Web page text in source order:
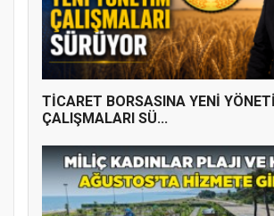
YENİ PARTİ TERME İLÇE
ÜYE KATILIM PROGRAMI
TİCARET BORSASINA YENİ
ÇALIŞMALARI SÜ...